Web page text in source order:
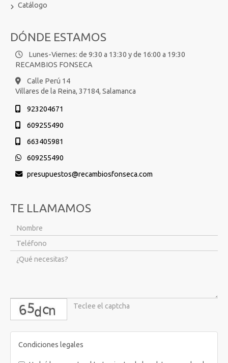
Catálogo
DÓNDE ESTAMOS
Lunes-Viernes: de 9:30 a 13:30 y de 16:00 a 19:30
RECAMBIOS FONSECA
Calle Perú 14
Villares de la Reina, 37184, Salamanca
923204671
609255490
663405981
609255490
presupuestos
recambiosfonseca.com
TE LLAMAMOS
captcha
Condiciones legales